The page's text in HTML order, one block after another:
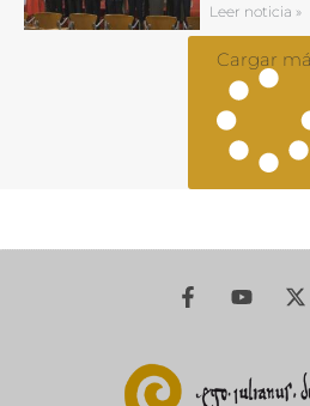
Leer noticia »
Cargar